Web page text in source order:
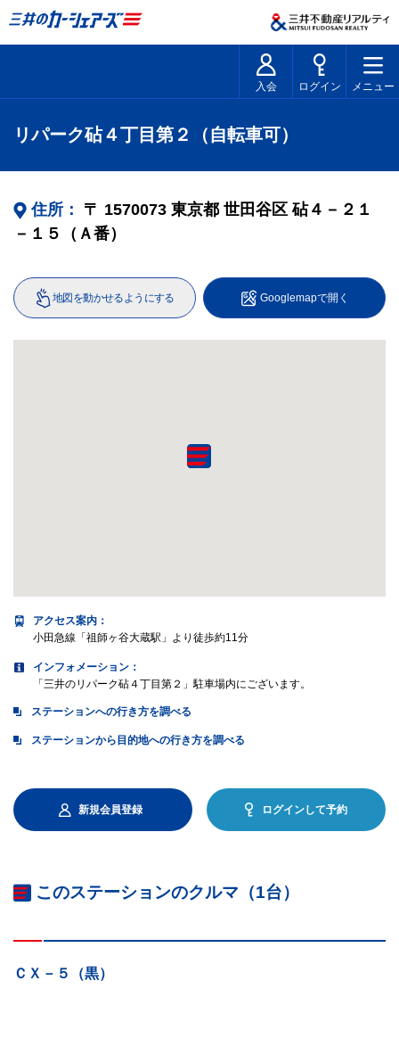
入会 ログイン メニュー
リパーク砧４丁目第２（自転車可）
住所： 〒 1570073 東京都 世田谷区 砧４－２１
－１５（Ａ番）
地図を動かせるようにする Googlemapで開く
アクセス案内 ：
小田急線「祖師ヶ谷大蔵駅」より徒歩約11分
インフォメーション：
「三井のリパーク砧４丁目第２」駐車場内にございます。
ステーションへの行き方を調べる
ステーションから目的地への行き方を調べる
新規会員登録 ログインして予約
このステーションのクルマ（1台）
ＣＸ－５（黒）